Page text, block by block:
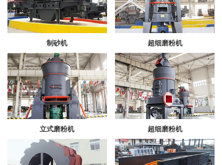
制砂机 超细磨粉机
立式磨粉机 超细磨粉机